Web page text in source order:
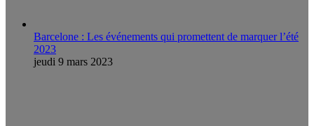
Barcelone : Les événements qui promettent de marquer l’été
2023
jeudi 9 mars 2023